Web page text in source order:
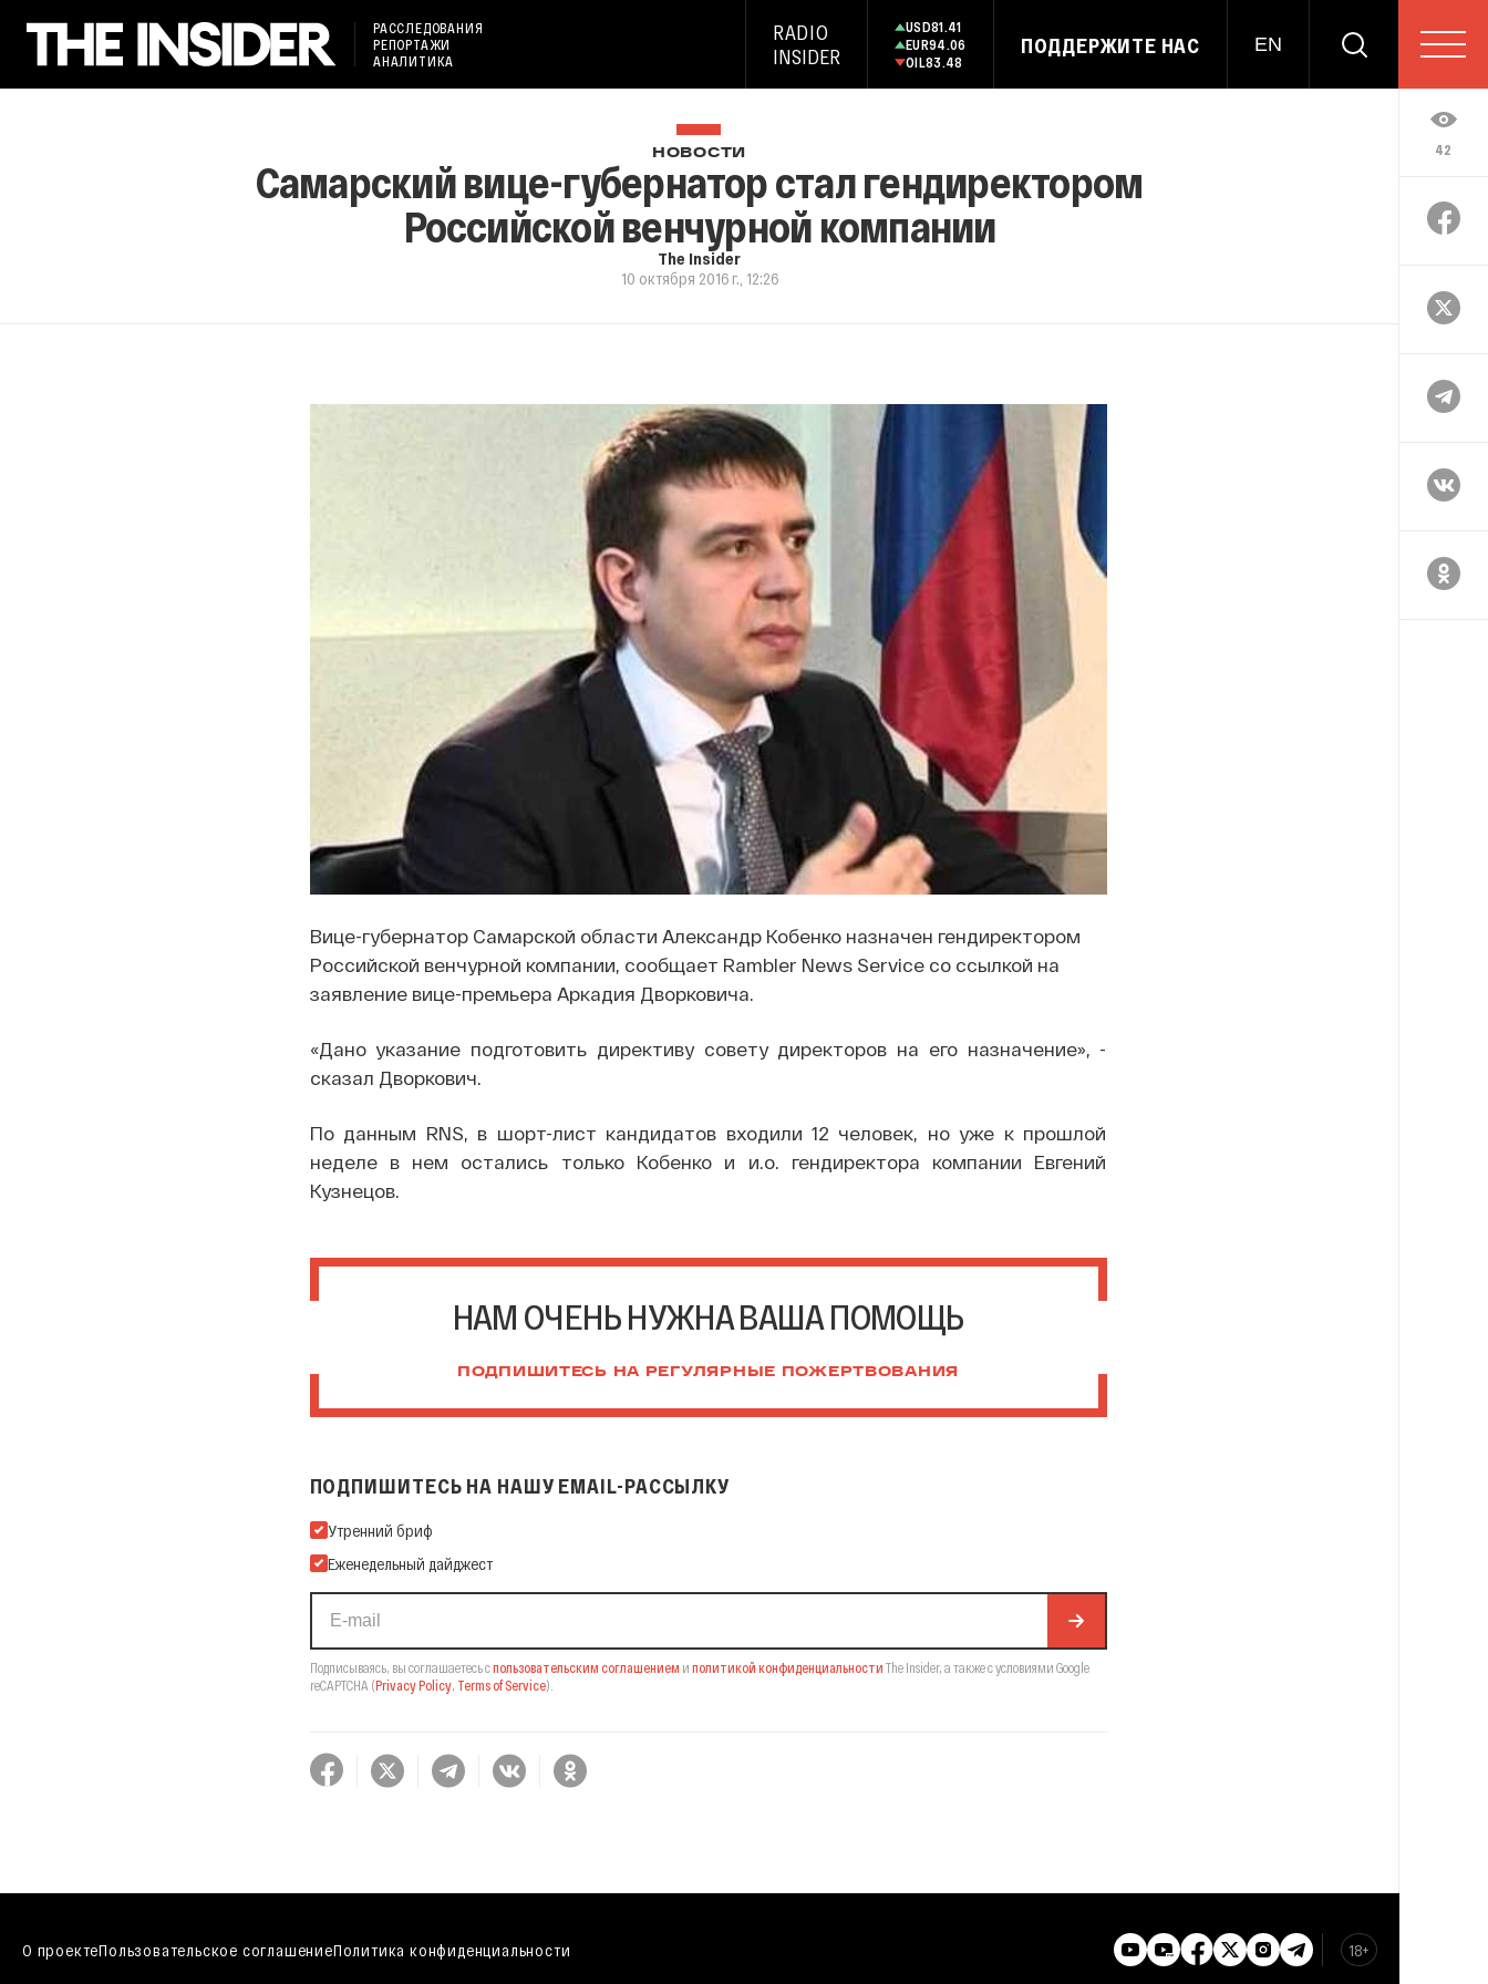
РАССЛЕДОВАНИЯ
РЕПОРТАЖИ
АНАЛИТИКА
RADIO
INSIDER
USD81.41
EUR94.06
OIL83.48
ПОДДЕРЖИТЕ НАС EN
42
НОВОСТИ
Самарский вице-губернатор стал гендиректором
Российской венчурной компании
The Insider
10 октября 2016 г., 12:26
Вице-губернатор Самарской области Александр Кобенко назначен гендиректором
Российской венчурной компании, сообщает Rambler News Service со ссылкой на
заявление вице-премьера Аркадия Дворковича.
«Дано указание подготовить директиву совету директоров на его назначение», -
сказал Дворкович.
По данным RNS, в шорт-лист кандидатов входили 12 человек, но уже к прошлой
неделе в нем остались только Кобенко и и.о. гендиректора компании Евгений
Кузнецов.
НАМ ОЧЕНЬ НУЖНА ВАША ПОМОЩЬ
ПОДПИШИТЕСЬ НА РЕГУЛЯРНЫЕ ПОЖЕРТВОВАНИЯ
ПОДПИШИТЕСЬ НА НАШУ EMAIL-РАССЫЛКУ
Подпишитесь на нашу Email-рассылку
Утренний бриф
Еженедельный дайджест
Подписываясь, вы соглашаетесь спользовательским соглашением и политикой конфиденциальности The Insider, а также с условиями Google
reCAPTCHA (Privacy Policy, Terms of Service).
О проектеПользовательское соглашениеПолитика конфиденциальности 18+